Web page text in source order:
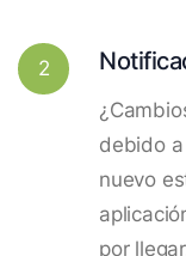
2
debido
nuevo
por